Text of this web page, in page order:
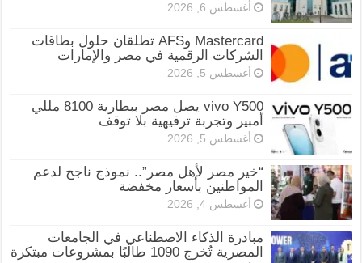
أغسطس 6, 2026
Mastercard وAFS تطلقان حلول بطاقات
الشركات الرقمية في مصر والإمارات
أغسطس 5, 2026
vivo Y500 يصل مصر ببطارية 8100 مللي
أمبير وتجربة ترفيهية بلا توقف
أغسطس 5, 2026
“خير مصر لأهل مصر”.. نموذج ناجح لدعم
المواطنين بأسعار مخفضة
أغسطس 4, 2026
مبادرة الذكاء الاصطناعي في الجامعات
المصرية تُخرج 1090 طالبًا بمشروعات مبتكرة